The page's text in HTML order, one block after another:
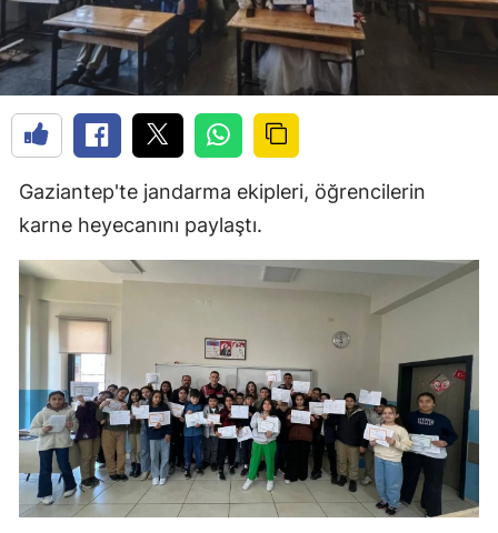
Gaziantep'te jandarma ekipleri, öğrencilerin
karne heyecanını paylaştı.